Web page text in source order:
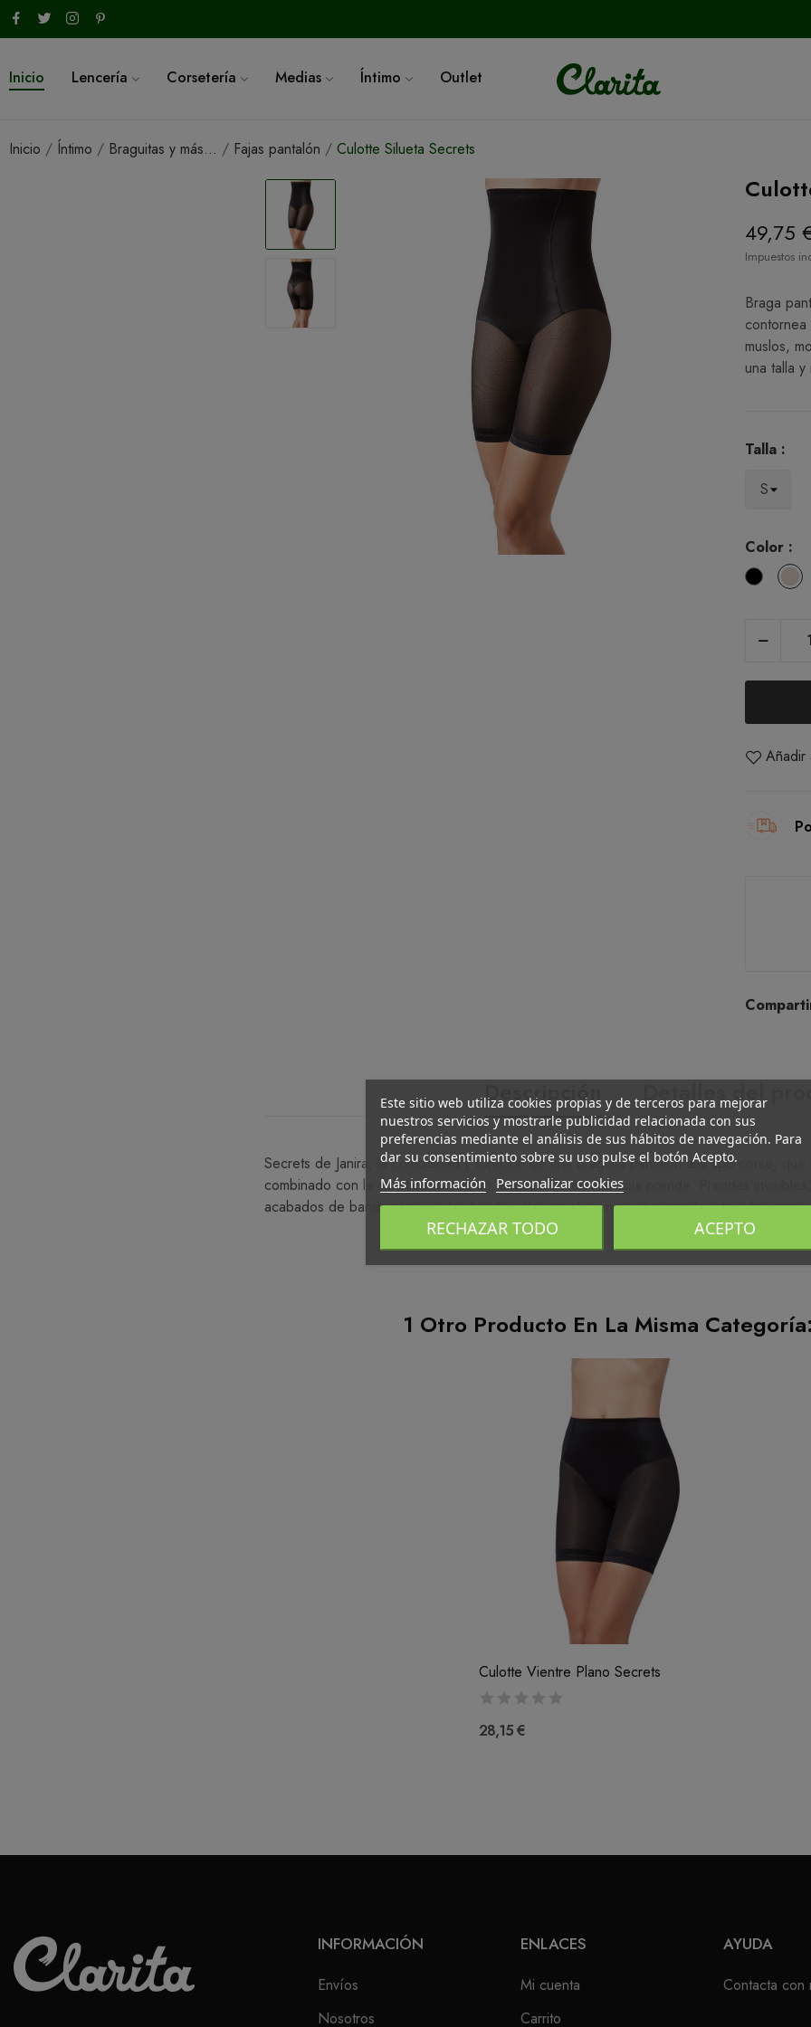
Inicio Lencería Corsetería Medias Íntimo Outlet
Inicio Íntimo Braguitas y más... Fajas pantalón Culotte Silueta Secrets
49,75
Impuestos
Braga
muslos,
una talla
Talla :
Color :
Black
Añadir
Descripción Detalles del
Secrets de Janira, la comodidad y sujeción de una braguita pantalón alta tipo corsé,
combinado con la sofisticación de un tanga, todo en una sola prenda. Prendas
acabados de banda plana en los bordes. Una revolución en el mercado intimo femenino
1 Otro Producto En La Misma
Culotte Vientre Plano Secrets
28,15 €
INFORMACIÓN
Envíos
Nosotros
ENLACES
Mi cuenta
Carrito
AYUDA
Contacta con
Este sitio web utiliza cookies propias y de terceros para mejorar
nuestros servicios y mostrarle publicidad relacionada con sus
preferencias mediante el análisis de sus hábitos de navegación. Para
dar su consentimiento sobre su uso pulse el botón Acepto.
Más información Personalizar cookies
RECHAZAR TODO ACEPTO